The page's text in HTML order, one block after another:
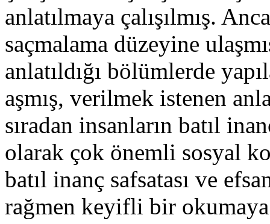
anlatılmaya çalışılmış.
saçmalama düzeyine
anlatıldığı bölümlerde
aşmış, verilmek istenen
sıradan insanların batıl
olarak çok önemli sosyal
batıl inanç safsatası ve
rağmen keyifli bir